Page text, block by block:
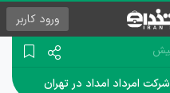
ورود کاربر
امرداد امداد در تهران